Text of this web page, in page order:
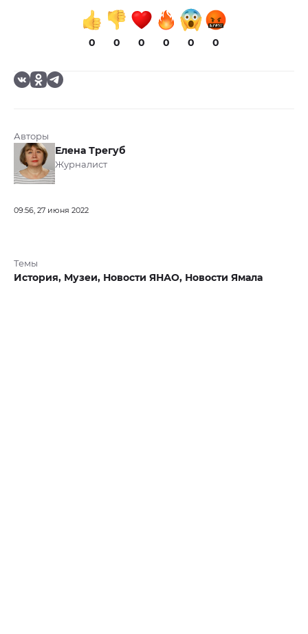
0 0 0 0 0 0
Авторы
Елена Трегуб
Журналист
09:56, 27 июня 2022
Темы
История, Музеи, Новости ЯНАО, Новости Ямала